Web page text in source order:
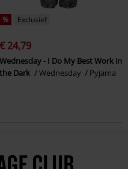
% Exclusief
€ 24,79
Wednesday - I Do My Best Work in
the Dark
Wednesday Pyjama